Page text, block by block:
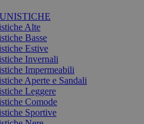
Alte
Basse
Estive
Invernali
Impermeabili
Aperte e Sandali
Leggere
Comode
Sportive